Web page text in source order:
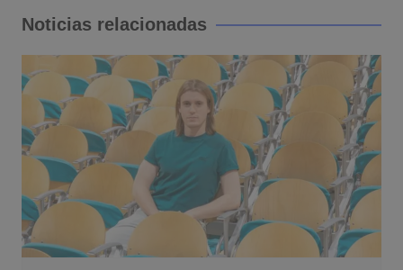
entradas
Noticias relacionadas